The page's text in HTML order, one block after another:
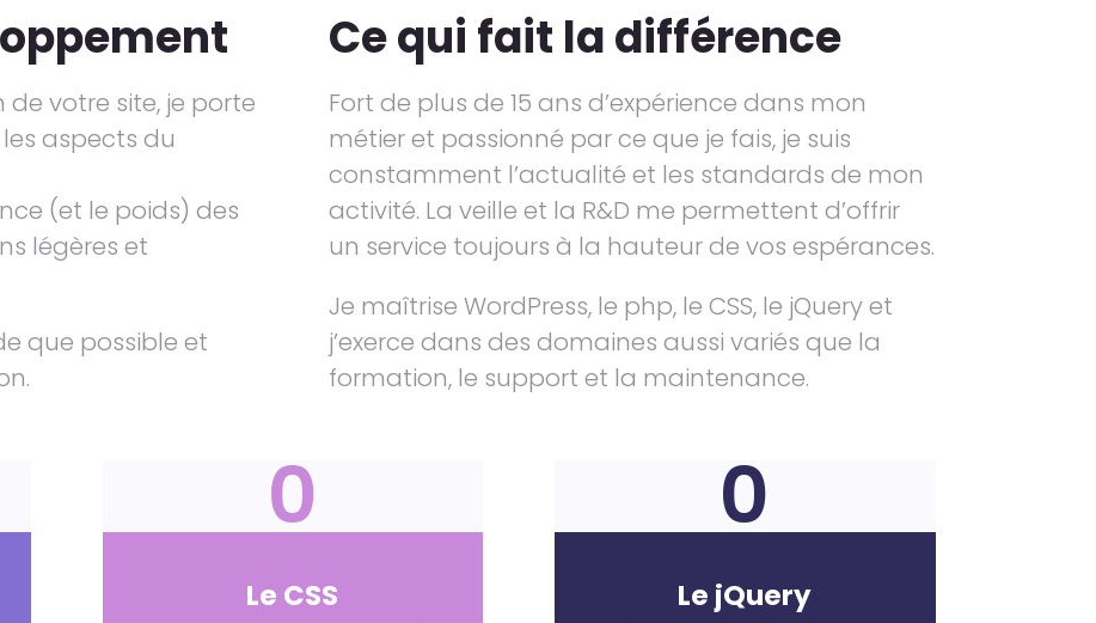
votre site, je porte
aspects du
(et le poids) des
légères et
que possible et
Ce qui fait la différence
Fort de plus de 15 ans d’expérience dans mon
métier et passionné par ce que je fais, je suis
constamment l’actualité et les standards de mon
activité. La veille et la R&D me permettent d’offrir
un service toujours à la hauteur de vos espérances.
Je maîtrise WordPress, le php, le CSS, le jQuery et
j’exerce dans des domaines aussi variés que la
formation, le support et la maintenance.
0
Le CSS
0
Le jQuery